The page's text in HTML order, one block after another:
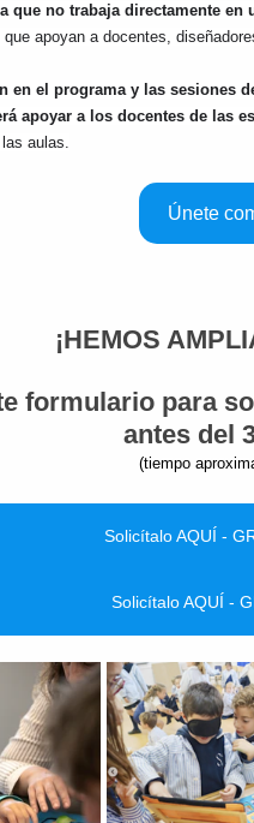
que no trabaja directamente en
apoyan a docentes,
en el programa y las sesiones
apoyar a los docentes de las
aulas.
Únete
¡HEMOS
formulario para
antes del
(tiempo
Solicítalo AQUÍ -
Solicítalo AQUÍ -